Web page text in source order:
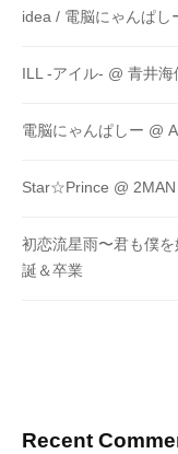
idea / 電脳にゃんぱし
ILL -アイル- @ 青井
電脳にゃんぱしー @
Star☆Prince @ 2MAN
初恋流星雨〜君も僕
誕＆卒業
Recent